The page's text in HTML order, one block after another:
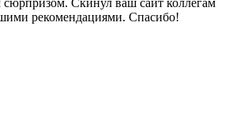
сюрпризом. Скинул ваш сайт коллегам
рекомендациями. Спасибо!